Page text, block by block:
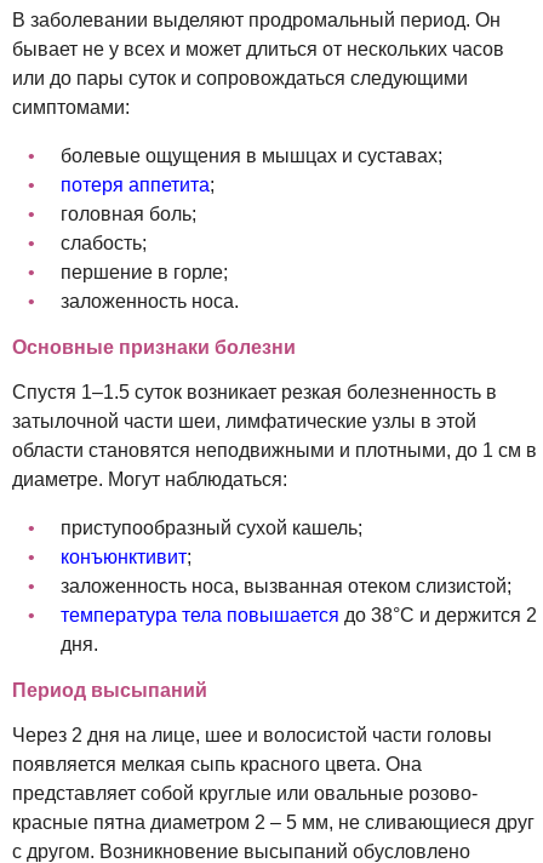
В заболевании выделяют продромальный период. Он
бывает не у всех и может длиться от нескольких часов
или до пары суток и сопровождаться следующими
симптомами:
болевые ощущения в мышцах и суставах;
потеря аппетита;
головная боль;
слабость;
першение в горле;
заложенность носа.
Основные признаки болезни
Спустя 1–1.5 суток возникает резкая болезненность в
затылочной части шеи, лимфатические узлы в этой
области становятся неподвижными и плотными, до 1 см в
диаметре. Могут наблюдаться:
приступообразный сухой кашель;
конъюнктивит;
заложенность носа, вызванная отеком слизистой;
температура тела повышается до 38°С и держится 2
дня.
Период высыпаний
Через 2 дня на лице, шее и волосистой части головы
появляется мелкая сыпь красного цвета. Она
представляет собой круглые или овальные розово-
красные пятна диаметром 2 – 5 мм, не сливающиеся друг
с другом. Возникновение высыпаний обусловлено